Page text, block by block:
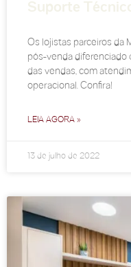
Suporte
Os lojistas parceiros da
pós-venda diferenciado
das vendas, com
operacional. Confira!
LEIA AGORA »
13 de julho de 2022